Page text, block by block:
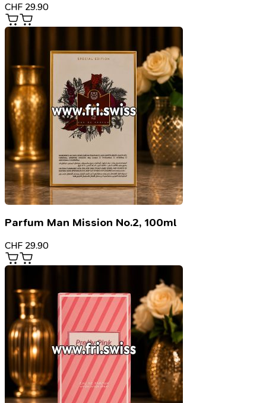
CHF 29.90
Parfum Man Mission No.2, 100ml
CHF 29.90